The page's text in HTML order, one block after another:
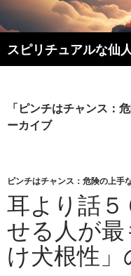
索
ン
ッ
プ
「ピンチはチャンス：
ーカイブ
ピンチはチャンス：危険の上手
耳より話
せる人が
け犬根性」